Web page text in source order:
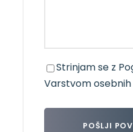
Strinjam se z
Varstvom